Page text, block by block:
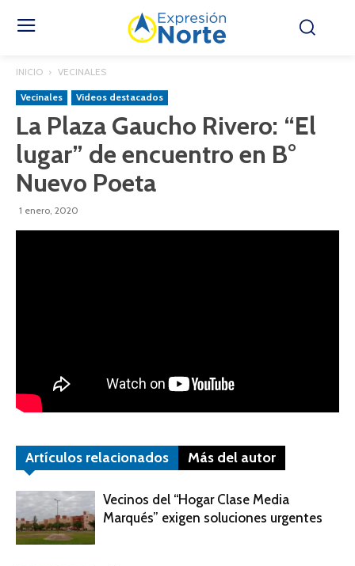
INICIO VECINALES
Vecinales Videos destacados
La Plaza Gaucho Rivero: “El
lugar” de encuentro en B°
Nuevo Poeta
1 enero, 2020
Artículos relacionados Más del autor
Vecinos del “Hogar Clase Media
Marqués” exigen soluciones urgentes